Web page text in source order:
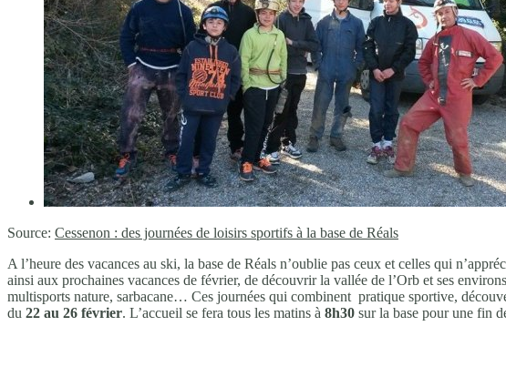
Source: Cessenon : des journées de loisirs sportifs à la base de Réals
A l’heure des vacances au ski, la base de Réals n’oublie pas ceux et celles qui
ainsi aux prochaines vacances de février, de découvrir la vallée de l’Orb et ses
multisports nature, sarbacane… Ces journées qui combinent pratique sportive,
du 22 au 26 février. L’accueil se fera tous les matins à 8h30 sur la base pour une fin